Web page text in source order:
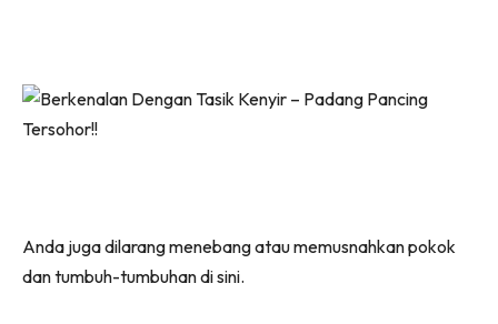
Anda juga dilarang menebang atau memusnahkan pokok
dan tumbuh-tumbuhan di sini.